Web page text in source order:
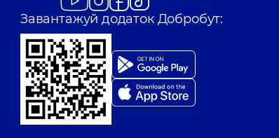
Завантажуй додаток Добробут: